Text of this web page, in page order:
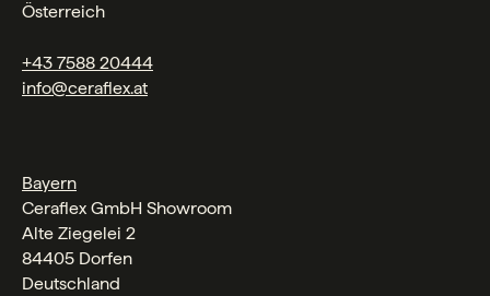
Österreich
+43 7588 20444
info@ceraflex.at
Bayern
Ceraflex GmbH Showroom
Alte Ziegelei 2
84405 Dorfen
Deutschland